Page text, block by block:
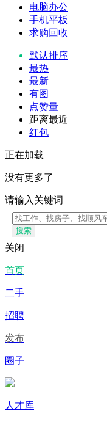
电脑办公
手机平板
求购回收
默认排序
最热
最新
有图
点赞量
距离最近
红包
正在加载
没有更多了
请输入关键词
搜索
关闭
首页
二手
招聘
发布
圈子
人才库